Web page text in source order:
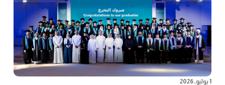
1 يوليو, 2026